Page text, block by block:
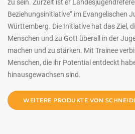
zu sein. Zurzeit ist er
Beziehungsinitiative“ im Evangelischen
Württemberg. Die Initiative hat das Ziel,
Menschen und zu Gott überall in der
machen und zu stärken. Mit Trainee
Menschen, die ihr Potential entdeckt
hinausgewachsen sind.
WEITERE PRODUKTE VON